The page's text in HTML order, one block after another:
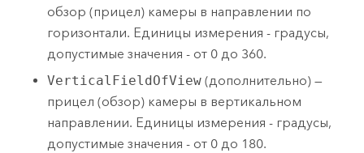
обзор (прицел) камеры в направлении по
горизонтали. Единицы измерения - градусы,
допустимые значения - от 0 до 360.
VerticalFieldOfView (дополнительно) —
прицел (обзор) камеры в вертикальном
направлении. Единицы измерения - градусы,
допустимые значения - от 0 до 180.